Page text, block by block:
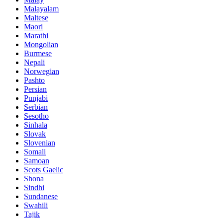
Malayalam
Maltese
Maori
Marathi
Mongolian
Burmese
Nepali
Norwegian
Pashto
Persian
Punjabi
Serbian
Sesotho
Sinhala
Slovak
Slovenian
Somali
Samoan
Scots Gaelic
Shona
Sindhi
Sundanese
Swahili
Tajik